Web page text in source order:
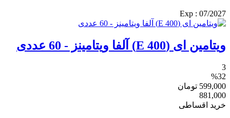
07/2027
: Exp
ویتامین ای (E 400) آلفا ویتامینز - 60 عددی
3
%32
599,000 تومان
881,000
خرید اقساطی